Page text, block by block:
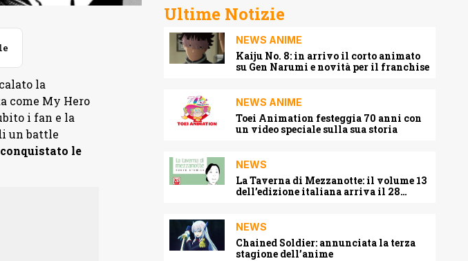
la
come My Hero
i fan e la
un battle
le
Ultime Notizie
NEWS ANIME
Kaiju No. 8: in arrivo il corto animato
su Gen Narumi e novità per il franchise
NEWS ANIME
Toei Animation festeggia 70 anni con
un video speciale sulla sua storia
NEWS
La Taverna di Mezzanotte: il volume 13
dell’edizione italiana arriva il 28
NEWS
Chained Soldier: annunciata la terza
stagione dell’anime